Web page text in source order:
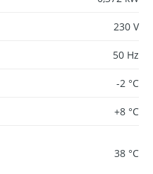
230 V
50 Hz
-2 °C
+8 °C
38 °C